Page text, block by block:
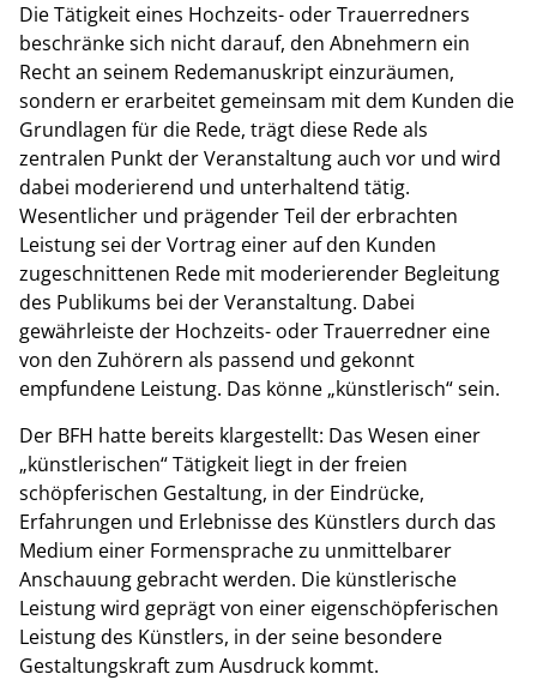
Die Tätigkeit eines Hochzeits- oder Trauerredners
beschränke sich nicht darauf, den Abnehmern ein
Recht an seinem Redemanuskript einzuräumen,
sondern er erarbeitet gemeinsam mit dem Kunden die
Grundlagen für die Rede, trägt diese Rede als
zentralen Punkt der Veranstaltung auch vor und wird
dabei moderierend und unterhaltend tätig.
Wesentlicher und prägender Teil der erbrachten
Leistung sei der Vortrag einer auf den Kunden
zugeschnittenen Rede mit moderierender Begleitung
des Publikums bei der Veranstaltung. Dabei
gewährleiste der Hochzeits- oder Trauerredner eine
von den Zuhörern als passend und gekonnt
empfundene Leistung. Das könne „künstlerisch“ sein.
Der BFH hatte bereits klargestellt: Das Wesen einer
„künstlerischen“ Tätigkeit liegt in der freien
schöpferischen Gestaltung, in der Eindrücke,
Erfahrungen und Erlebnisse des Künstlers durch das
Medium einer Formensprache zu unmittelbarer
Anschauung gebracht werden. Die künstlerische
Leistung wird geprägt von einer eigenschöpferischen
Leistung des Künstlers, in der seine besondere
Gestaltungskraft zum Ausdruck kommt.